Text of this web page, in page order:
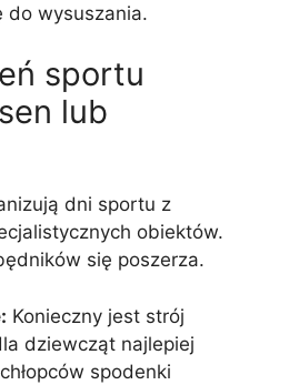
do wysuszania.
sportu
lub
dni sportu z
obiektów.
się poszerza.
Konieczny jest strój
dziewcząt najlepiej
spodenki